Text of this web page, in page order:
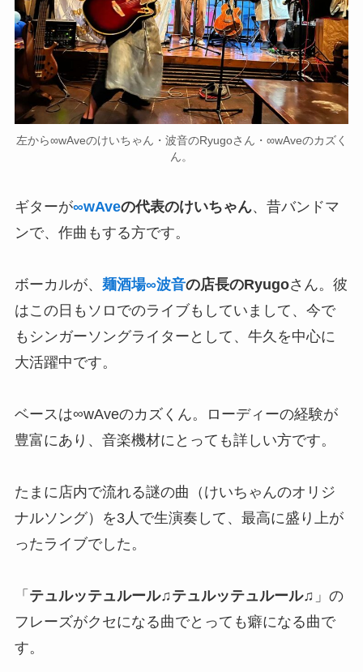
左から∞wAveのけいちゃん・波音のRyugoさん・∞wAveのカズく
ん。
ギターが∞wAveの代表のけいちゃん、昔バンドマ
ンで、作曲もする方です。
ボーカルが、 麺酒場∞波音の店長のRyugoさん。彼
はこの日もソロでのライブもしていまして、今で
もシンガーソングライターとして、牛久を中心に
大活躍中です。
ベースは∞wAveのカズくん。ローディーの経験が
豊富にあり、音楽機材にとっても詳しい方です。
たまに店内で流れる謎の曲（けいちゃんのオリジ
ナルソング）を3人で生演奏して、最高に盛り上が
ったライブでした。
「 テュルッテュルール♫テュルッテュルール♫ 」の
フレーズがクセになる曲でとっても癖になる曲で
す。